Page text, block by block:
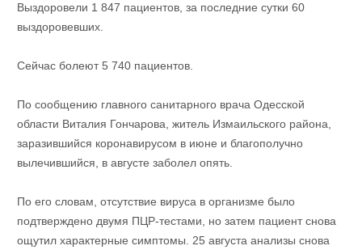
Выздоровели 1 847 пациентов, за последние сутки 60
выздоровевших.
Сейчас болеют 5 740 пациентов.
По сообщению главного санитарного врача Одесской
области Виталия Гончарова, житель Измаильского района,
заразившийся коронавирусом в июне и благополучно
вылечившийся, в августе заболел опять.
По его словам, отсутствие вируса в организме было
подтверждено двумя ПЦР-тестами, но затем пациент снова
ощутил характерные симптомы. 25 августа анализы снова